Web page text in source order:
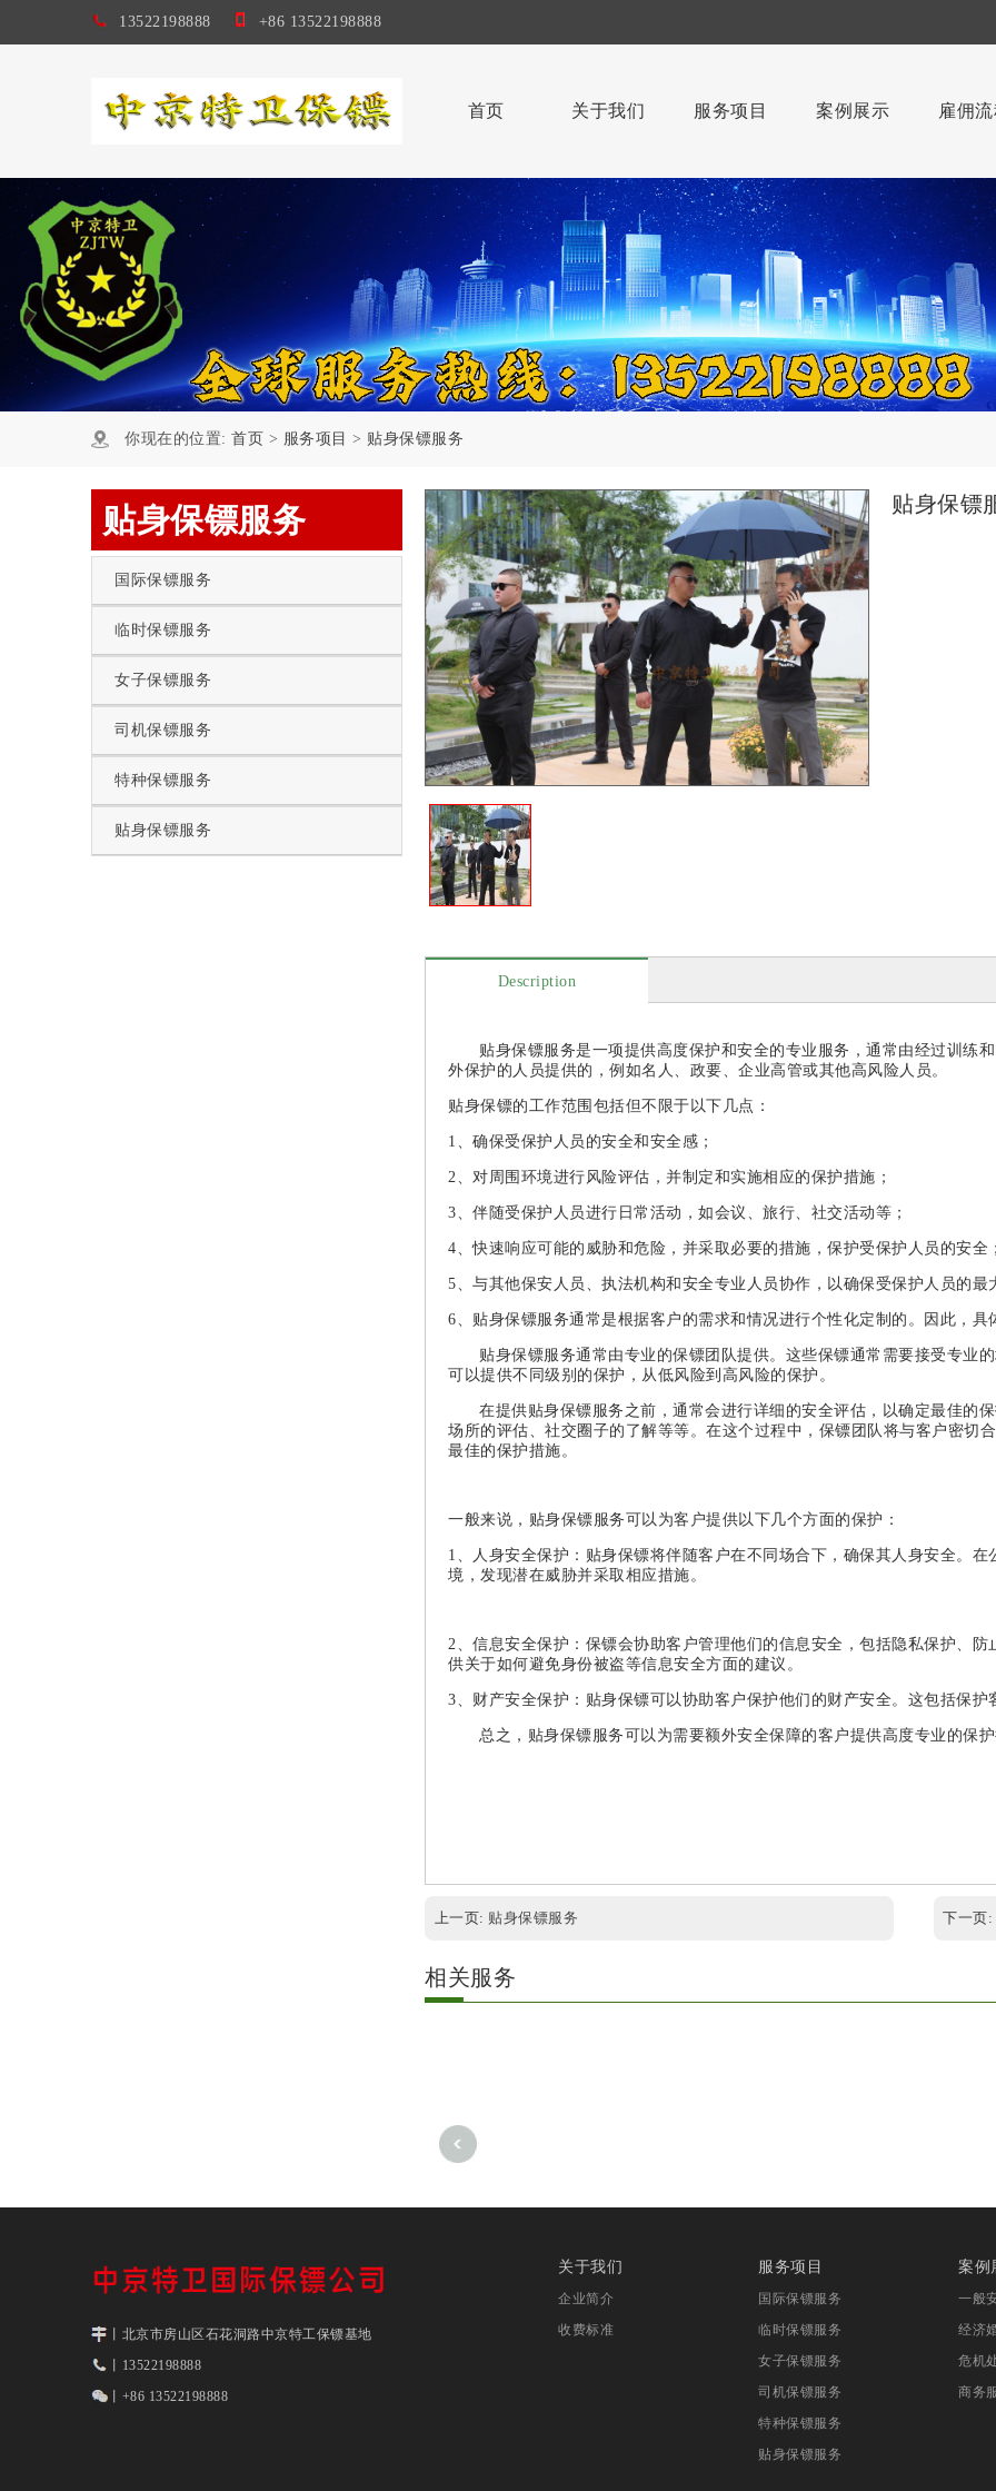
13522198888 +86 13522198888
首页 关于我们 服务项目 案例展示 雇佣
你现在的位置: 首页 > 服务项目 > 贴身保镖服务
贴身保镖服务
国际保镖服务
临时保镖服务
女子保镖服务
司机保镖服务
特种保镖服务
贴身保镖服务
贴身保镖
Description
贴身保镖服务是一项提供高度保护和安全的专业服务，通常由经过训练
外保护的人员提供的，例如名人、政要、企业高管或其他高风险人员。
贴身保镖的工作范围包括但不限于以下几点：
1、确保受保护人员的安全和安全感；
2、对周围环境进行风险评估，并制定和实施相应的保护措施；
3、伴随受保护人员进行日常活动，如会议、旅行、社交活动等；
4、快速响应可能的威胁和危险，并采取必要的措施，保护受保护人员的安全
5、与其他保安人员、执法机构和安全专业人员协作，以确保受保护人员的最
6、贴身保镖服务通常是根据客户的需求和情况进行个性化定制的。因此，
贴身保镖服务通常由专业的保镖团队提供。这些保镖通常需要接受专业
可以提供不同级别的保护，从低风险到高风险的保护。
在提供贴身保镖服务之前，通常会进行详细的安全评估，以确定最佳的
场所的评估、社交圈子的了解等等。在这个过程中，保镖团队将与客户密切
最佳的保护措施。
一般来说，贴身保镖服务可以为客户提供以下几个方面的保护：
1、人身安全保护：贴身保镖将伴随客户在不同场合下，确保其人身安全。
境，发现潜在威胁并采取相应措施。
2、信息安全保护：保镖会协助客户管理他们的信息安全，包括隐私保护、
供关于如何避免身份被盗等信息安全方面的建议。
3、财产安全保护：贴身保镖可以协助客户保护他们的财产安全。这包括保
总之，贴身保镖服务可以为需要额外安全保障的客户提供高度专业的保
上一页: 贴身保镖服务 下一页:
相关服务
丨北京市房山区石花洞路中京特工保镖基地
丨13522198888
丨+86 13522198888
关于我们
企业简介
收费标准
服务项目
国际保镖服务
临时保镖服务
女子保镖服务
司机保镖服务
特种保镖服务
贴身保镖服务
案例
一般
经济
危机
商务